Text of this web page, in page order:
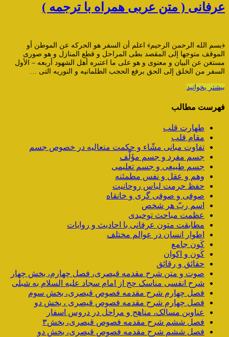
عرفانی ( متن عربی همراه با ترجمه )
﴿بسم الله الرحمن الرحیم﴾ اعلم أن السفر هو الحرکه عن الموطن أو
الموقف متوجها إلى المقصد بطی المراحل و قطع المنازل و هو صوری
مستغن عن البیان و معنوی و هو على ما اعتبره أهل الشهود أربعه – الأول
السفر من الخلق إلى الحق برفع الحجب الظلمانیه و النوریه التی …
بیشتر بخوانید
فهرست مطالب
طهارت قلب
مقام قلب
تفاوت مبانی مشّاء و حکمت متعالیه در خصوص جسم
جسم مفرد و جسم مؤَلَّف
جسم طبیعی و جسم تعلیمی
وهم و عقل و نفس مطمئنه
حفظ حرمت لباس روحانیت
صوفی و صوفی گری و خانقاه
اسم ربّ هر شخص
عظمت مباحث توحیدی
مطابقت متون عرفانی با احادیث و روایات
اطوار انسان در عوالم مختلف
کَون جامع
کَون و اکوان
حقائق و رقائق
صوت و متن شرح مقدمه قیصری، فصل چهارم، بخش چهار
شرح انفسی مناسک حج از امام سجاد علیه السلام به شبلی
فصل چهارم شرح مقدمه فصوص قیصری، بخش سوم
فصل چهارم شرح مقدمه فصوص قیصری ، بخش دو
عناوین مسالک، مناهج و مراحل در دروس اسفار
فصل ششم شرح مقدمه فصوص قیصری، بخش۳
فصل ششم شرح مقدمه فصوص قیصری، بخش دو